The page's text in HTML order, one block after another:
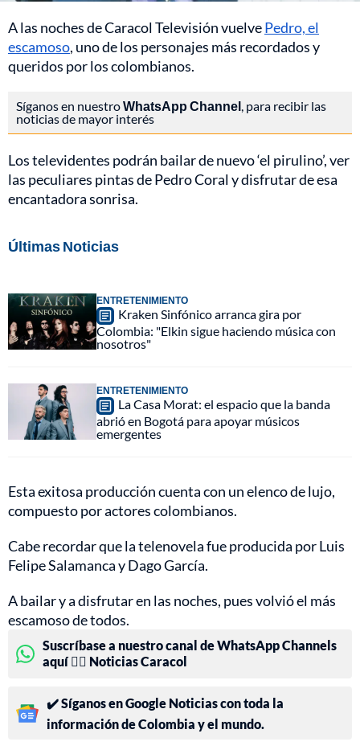
A las noches de Caracol Televisión vuelvePedro, el
escamoso, uno de los personajes más recordados y
queridos por los colombianos.
Síganos en nuestroWhatsApp Channel, para recibir las
noticias de mayor interés
Los televidentes podrán bailar de nuevo ‘el pirulino’, ver
las peculiares pintas de Pedro Coral y disfrutar de esa
encantadora sonrisa.
Últimas Noticias
ENTRETENIMIENTO
Kraken Sinfónico arranca gira por
Colombia: "Elkin sigue haciendo música con
nosotros"
ENTRETENIMIENTO
La Casa Morat: el espacio que la banda
abrió en Bogotá para apoyar músicos
emergentes
Esta exitosa producción cuenta con un elenco de lujo,
compuesto por actores colombianos.
Cabe recordar que la telenovela fue producida por Luis
Felipe Salamanca y Dago García.
A bailar y a disfrutar en las noches, pues volvió el más
escamoso de todos.
Suscríbase a nuestro canal de WhatsApp Channels
aquí 👉🏻 Noticias Caracol
✔️ Síganos en Google Noticias con toda la
información de Colombia y el mundo.